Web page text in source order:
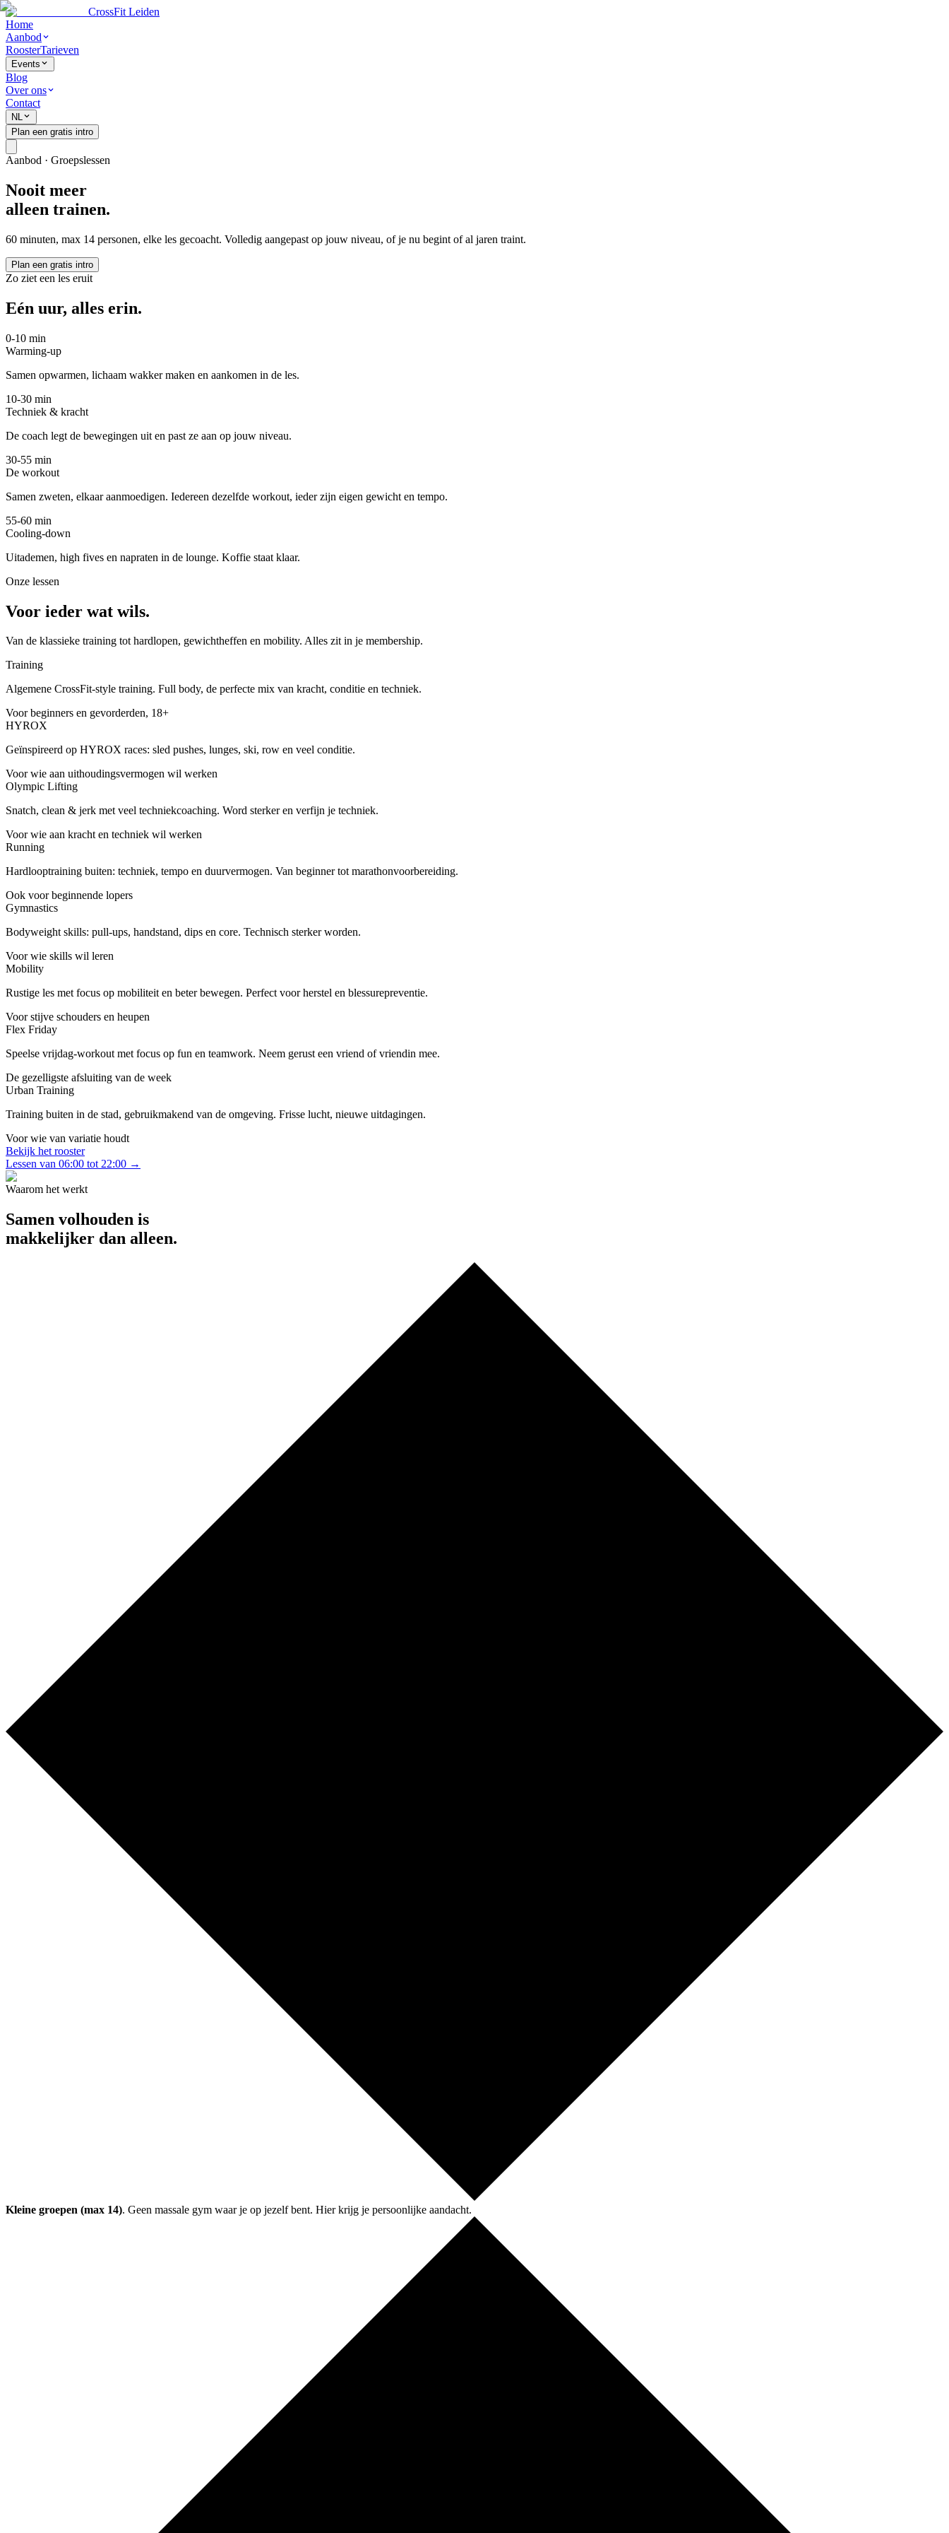
CrossFit Leiden
Home
Aanbod
RoosterTarieven
Events
Blog
Over ons
Contact
NL
Plan een gratis intro
Aanbod · Groepslessen
Nooit meer
alleen trainen.
60 minuten, max 14 personen, elke les gecoacht. Volledig aangepast op jouw niveau, of je nu begint of al jaren traint.
Plan een gratis intro
Zo ziet een les eruit
Eén uur, alles erin.
0-10 min
Warming-up
Samen opwarmen, lichaam wakker maken en aankomen in de les.
10-30 min
Techniek & kracht
De coach legt de bewegingen uit en past ze aan op jouw niveau.
30-55 min
De workout
Samen zweten, elkaar aanmoedigen. Iedereen dezelfde workout, ieder zijn eigen gewicht en tempo.
55-60 min
Cooling-down
Uitademen, high fives en napraten in de lounge. Koffie staat klaar.
Onze lessen
Voor ieder wat wils.
Van de klassieke training tot hardlopen, gewichtheffen en mobility. Alles zit in je membership.
Training
Algemene CrossFit-style training. Full body, de perfecte mix van kracht, conditie en techniek.
Voor beginners en gevorderden, 18+
HYROX
Geïnspireerd op HYROX races: sled pushes, lunges, ski, row en veel conditie.
Voor wie aan uithoudingsvermogen wil werken
Olympic Lifting
Snatch, clean & jerk met veel techniekcoaching. Word sterker en verfijn je techniek.
Voor wie aan kracht en techniek wil werken
Running
Hardlooptraining buiten: techniek, tempo en duurvermogen. Van beginner tot marathonvoorbereiding.
Ook voor beginnende lopers
Gymnastics
Bodyweight skills: pull-ups, handstand, dips en core. Technisch sterker worden.
Voor wie skills wil leren
Mobility
Rustige les met focus op mobiliteit en beter bewegen. Perfect voor herstel en blessurepreventie.
Voor stijve schouders en heupen
Flex Friday
Speelse vrijdag-workout met focus op fun en teamwork. Neem gerust een vriend of vriendin mee.
De gezelligste afsluiting van de week
Urban Training
Training buiten in de stad, gebruikmakend van de omgeving. Frisse lucht, nieuwe uitdagingen.
Voor wie van variatie houdt
Bekijk het rooster
Lessen van 06:00 tot 22:00 →
Waarom het werkt
Samen volhouden is
makkelijker dan alleen.
Kleine groepen (max 14). Geen massale gym waar je op jezelf bent. Hier krijg je persoonlijke aandacht.